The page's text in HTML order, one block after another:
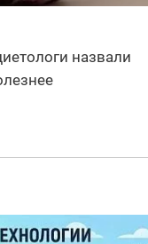
назвали